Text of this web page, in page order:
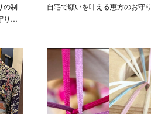
の制
り…
自宅で願いを叶える恵方のお守り